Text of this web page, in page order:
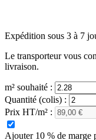
Expédition sous 3 à 7
Le transporteur vous
livraison.
m² souhaité :
Quantité (colis) :
Prix HT/m² :
Ajouter 10 % de marge